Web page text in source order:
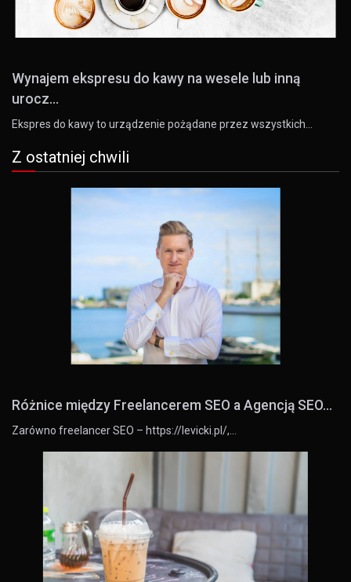
Wynajem ekspresu do kawy na wesele lub inną
urocz...
Ekspres do kawy to urządzenie pożądane przez wszystkich…
Z ostatniej chwili
Różnice między Freelancerem SEO a Agencją SEO...
Zarówno freelancer SEO – https://levicki.pl/,…